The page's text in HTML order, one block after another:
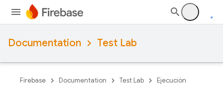
Documentation Test Lab
Firebase Documentation Test Lab Ejecución